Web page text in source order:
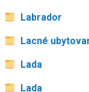
Labrador
Lacné
Lada
Lada